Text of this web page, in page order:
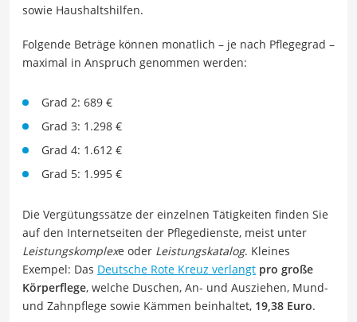
sowie Haushaltshilfen.
Folgende Beträge können monatlich – je nach Pflegegrad –
maximal in Anspruch genommen werden:
Grad 2: 689 €
Grad 3: 1.298 €
Grad 4: 1.612 €
Grad 5: 1.995 €
Die Vergütungssätze der einzelnen Tätigkeiten finden Sie
auf den Internetseiten der Pflegedienste, meist unter
Leistungskomplexe oder Leistungskatalog. Kleines
Exempel: Das Deutsche Rote Kreuz verlangt pro große
Körperflege, welche Duschen, An- und Ausziehen, Mund-
und Zahnpflege sowie Kämmen beinhaltet, 19,38 Euro.